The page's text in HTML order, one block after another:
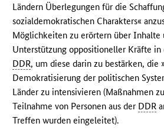
Ländern Überlegungen für die
sozialdemokratischen Charakters«
Möglichkeiten zu erörtern über Inhalte
Unterstützung oppositioneller Kräfte in
DDR, um diese darin zu bestärken, die
Demokratisierung der politischen
Länder zu intensivieren (Maßnahmen
Teilnahme von Personen aus der DDR
Treffen wurden eingeleitet).